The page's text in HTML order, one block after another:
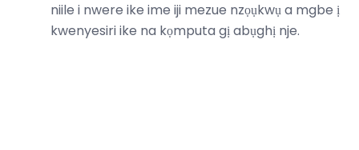
niile i nwere ike ime iji mezue nzọụkwụ a mgbe ị
kwenyesiri ike na kọmputa gị abụghị nje.